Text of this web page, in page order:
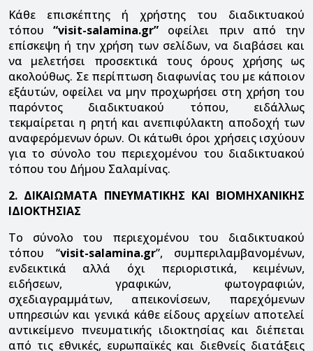
Κάθε επισκέπτης ή χρήστης του διαδικτυακού
τόπου“visit-salamina.gr” οφείλει πριν από την
επίσκεψη ή την χρήση των σελίδων, να διαβάσει και
να μελετήσει προσεκτικά τους όρους χρήσης ως
ακολούθως. Σε περίπτωση διαφωνίας του με κάποιον
εξ΄αυτών, οφείλει να μην προχωρήσει στη χρήση του
παρόντος διαδικτυακού τόπου, ειδάλλως
τεκμαίρεται η ρητή και ανεπιφύλακτη αποδοχή των
αναφερόμενων όρων. Οι κάτωθι όροι χρήσεις ισχύουν
για το σύνολο του περιεχομένου του διαδικτυακού
τόπου του Δήμου Σαλαμίνας.
2. ΔΙΚΑΙΩΜΑΤΑ ΠΝΕΥΜΑΤΙΚΗΣ ΚΑΙ ΒΙΟΜΗΧΑΝΙΚΗΣ
ΙΔΙΟΚΤΗΣΙΑΣ
Το σύνολο του περιεχομένου του διαδικτυακού
τόπου “visit-salamina.gr”, συμπεριλαμβανομένων,
ενδεικτικά αλλά όχι περιοριστικά, κειμένων,
ειδήσεων, γραφικών, φωτογραφιών,
σχεδιαγραμμάτων, απεικονίσεων, παρεχόμενων
υπηρεσιών και γενικά κάθε είδους αρχείων αποτελεί
αντικείμενο πνευματικής ιδιοκτησίας και διέπεται
από τις εθνικές, ευρωπαϊκές και διεθνείς διατάξεις